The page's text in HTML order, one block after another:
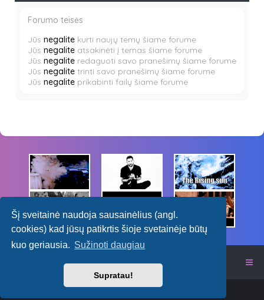
Šį sveitainė naudoja sausainėlius (angl.
cookies) kad jūsų patikrtis šioje svetainėje būtų
kuo geriausia. Sužinoti daugiau
Supratau!
Forumo teisės
Jūs negalite kurti naujų temų šiame forume
Jūs negalite atsakinėti į temas šiame forume
Jūs negalite redaguoti savo pranešimų šiame forume
Jūs negalite trinti savo pranešimų šiame forume
Jūs negalite prikabinti failų šiame forume
Itališkas RPG forumas